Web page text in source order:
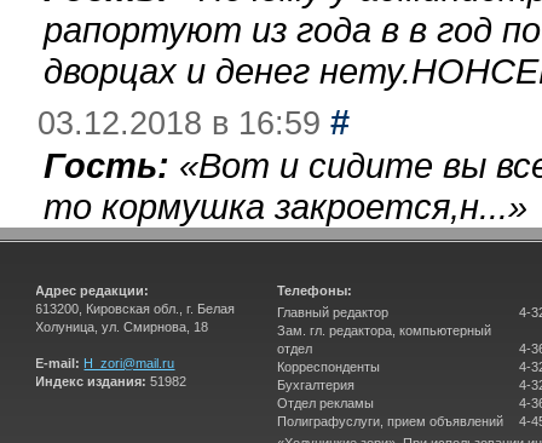
рапортуют из года в в год
дворцах и денег
03.12.2018 в 16:59 #
Гость: «Вот и сидите вы
то кормушка закроется,н...»
Адрес редакции:
613200, Кировская обл., г. Белая
Холуница, ул. Смирнова, 18
E-mail: H_zori@mail.ru
Индекс издания: 51982
Телефоны:
Главный редактор
Зам. гл. редактора, компьютерный
отдел
Корреспонденты
Бухгалтерия
Отдел рекламы
Полиграфуслуги, прием объявлений
4-
4-
4-
4-
4-
4-